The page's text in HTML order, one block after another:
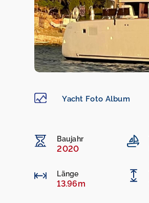
Yacht Foto Album
Baujahr
2020
Länge
13.96m